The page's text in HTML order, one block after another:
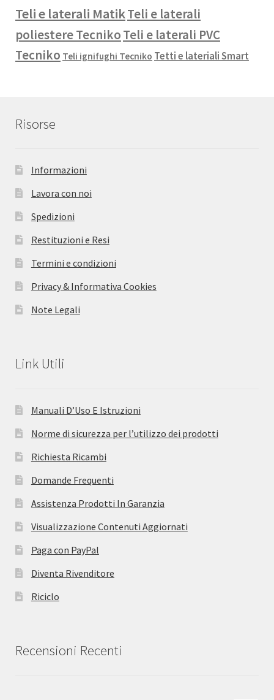
Teli e laterali MatikTeli e laterali
poliestere TecnikoTeli e laterali PVC
Tecniko Teli ignifughi Tecniko Tetti e lateriali Smart
Risorse
Informazioni
Lavora con noi
Spedizioni
Restituzioni e Resi
Termini e condizioni
Privacy & Informativa Cookies
Note Legali
Link Utili
Manuali D’Uso E Istruzioni
Norme di sicurezza per l’utilizzo dei prodotti
Richiesta Ricambi
Domande Frequenti
Assistenza Prodotti In Garanzia
Visualizzazione Contenuti Aggiornati
Paga con PayPal
Diventa Rivenditore
Riciclo
Recensioni Recenti